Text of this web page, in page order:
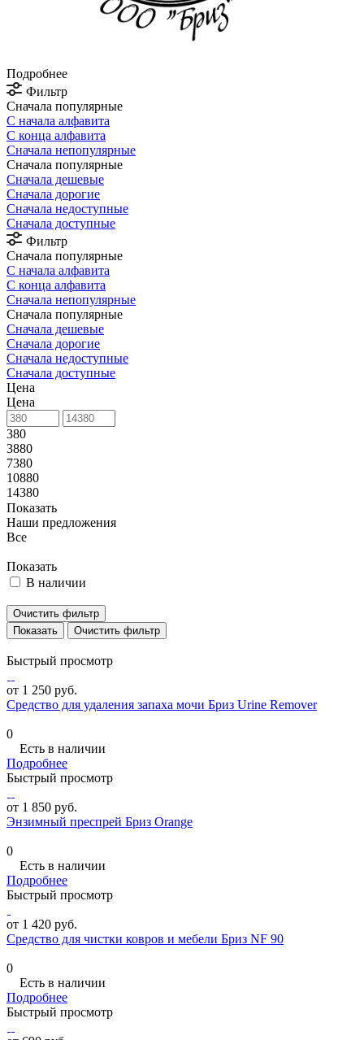
Подробнее
Фильтр
Сначала популярные
С начала алфавита
С конца алфавита
Сначала непопулярные
Сначала популярные
Сначала дешевые
Сначала дорогие
Сначала недоступные
Сначала доступные
Фильтр
Сначала популярные
С начала алфавита
С конца алфавита
Сначала непопулярные
Сначала популярные
Сначала дешевые
Сначала дорогие
Сначала недоступные
Сначала доступные
Цена
Цена
380
3880
7380
10880
14380
Показать
Наши предложения
Все
Показать
В наличии
Очистить фильтр
Очистить фильтр
Быстрый просмотр
от 1 250 руб.
Средство для удаления запаха мочи Бриз Urine Remover
0
Есть в наличии
Подробнее
Быстрый просмотр
от 1 850 руб.
Энзимный преспрей Бриз Orange
0
Есть в наличии
Подробнее
Быстрый просмотр
от 1 420 руб.
Средство для чистки ковров и мебели Бриз NF 90
0
Есть в наличии
Подробнее
Быстрый просмотр